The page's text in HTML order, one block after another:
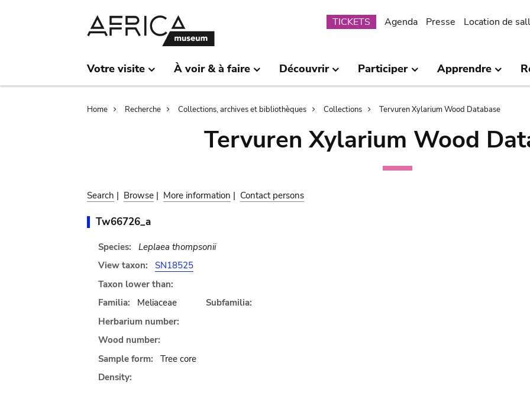
Submenu
TICKETS Agenda Presse Location de
Votre visite À voir & à faire Découvrir Participer Apprendre
Breadcrumb
Home Recherche Collections, archives et bibliothèques Collections Tervuren Xylarium Wood Database
Tervuren Xylarium Wood
Search | Browse | More information | Contact persons
Tw66726_a
Species:
Leplaea thompsonii
View taxon:
SN18525
Taxon lower than:
Familia:
Meliaceae
Subfamilia:
Herbarium number:
Wood number:
Sample form:
Tree core
Density: